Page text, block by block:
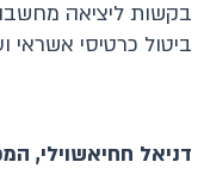
בקשות ליציאה
ביטול כרטיסי אשראי
דניאל חחיאשוילי,